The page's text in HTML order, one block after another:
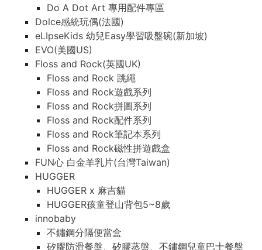
Do A Dot Art 專用配件專區
Dolce感統玩偶(法國)
eLIpseKids 幼兒Easy學習吸盤碗(新加坡)
EVO(美國US)
Floss and Rock(英國UK)
Floss and Rock 跳繩
Floss and Rock遊戲系列
Floss and Rock拼圖系列
Floss and Rock配件系列
Floss and Rock筆記本系列
Floss and Rock磁性拼遊戲盒
FUN心 白金羊乳片(台灣Taiwan)
HUGGER
HUGGER x 麻吉貓
HUGGER孩童登山背包5~8歲
innobaby
不鏽鋼分隔便當盒
矽膠防滑餐盤、矽膠蒸盤、不鏽鋼兒童巴士餐盤